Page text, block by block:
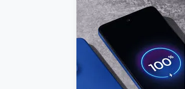
一吸完美對位
Motorola edge
近八千元的
ASUS Pad
榮耀 HONOR
出門在外網路穩定最實在
「台灣大哥大」榮獲 4G/5G
在線率全球 NO.3 全台第一與
全台六冠王實測心得，走到
哪順到哪！